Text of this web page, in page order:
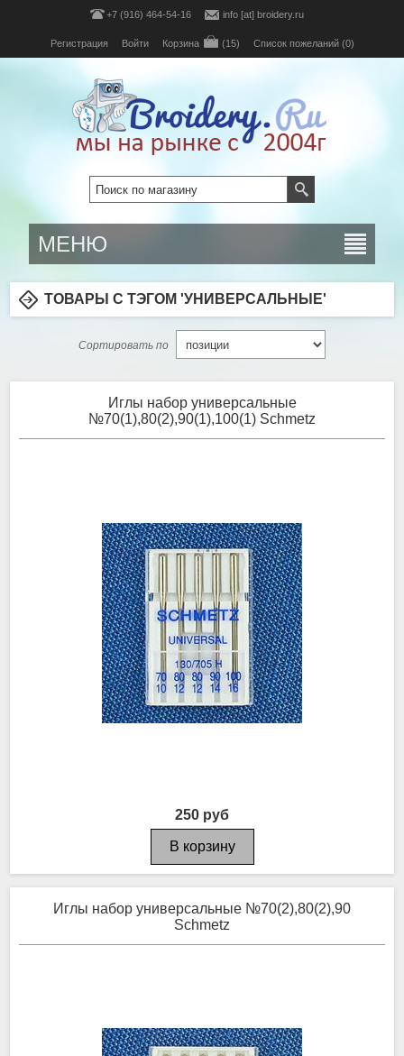
+7 (916) 464-54-16 info [at] broidery.ru
Регистрация Войти Корзина (15) Список пожеланий (0)
МЕНЮ
ТОВАРЫ С ТЭГОМ 'УНИВЕРСАЛЬНЫЕ'
Сортировать по
Иглы набор универсальные
№70(1),80(2),90(1),100(1) Schmetz
250 руб
Иглы набор универсальные №70(2),80(2),90
Schmetz